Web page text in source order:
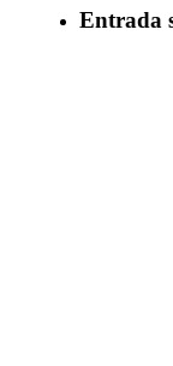
Entrada